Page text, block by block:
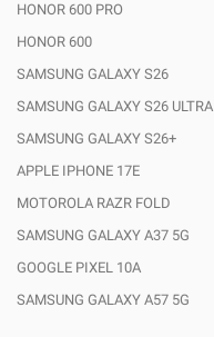
HONOR 600 PRO
HONOR 600
SAMSUNG GALAXY S26
SAMSUNG GALAXY S26 ULTRA
SAMSUNG GALAXY S26+
APPLE IPHONE 17E
MOTOROLA RAZR FOLD
SAMSUNG GALAXY A37 5G
GOOGLE PIXEL 10A
SAMSUNG GALAXY A57 5G